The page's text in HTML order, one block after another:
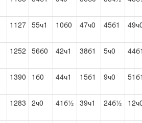
1127 55ч1 10б0 47ч0 45б1
1252 56б0 42ч1 38б1 5ч0
1390 1б0 44ч1 15б1 9ч0
1283 2ч0 41б½ 39ч1 24б½